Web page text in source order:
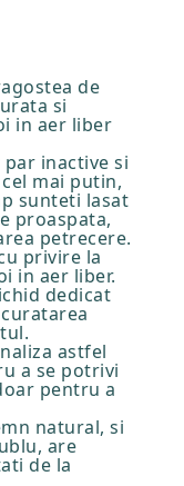
de
si
in aer liber
inactive si
mai putin,
sunteti lasat
proaspata,
petrecere.
privire la
in aer liber.
dedicat
astfel
a se potrivi
pentru a
natural, si
are
de la